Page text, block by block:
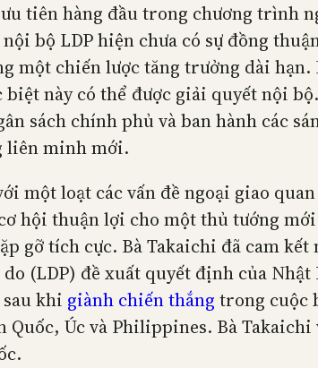
tiên hàng đầu trong chương trình
bộ LDP hiện chưa có sự đồng
một chiến lược tăng trưởng dài
này có thể được giải quyết nội
sách chính phủ và ban hành các
liên minh mới.
một loạt các vấn đề ngoại giao
hội thuận lợi cho một thủ tướng
gỡ tích cực. Bà Takaichi đã cam
(LDP) đề xuất quyết định của
khi giành chiến thắng trong cuộc
Úc và Philippines. Bà